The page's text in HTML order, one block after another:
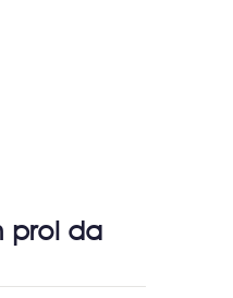
prol da